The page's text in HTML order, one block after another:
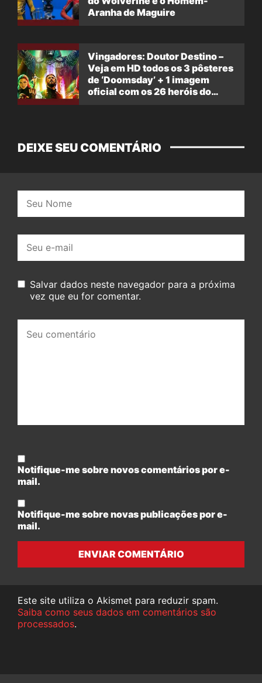
Aranha de Maguire
Vingadores: Doutor Destino –
Veja em HD todos os 3 pôsteres
de ‘Doomsday’ + 1 imagem
oficial com os 26 heróis do
DEIXE SEU COMENTÁRIO
mail:
Salvar dados neste navegador para a próxima
vez que eu for comentar.
comentário:
Notifique-me sobre novos comentários por e-
mail.
Notifique-me sobre novas publicações por e-
mail.
ENVIAR COMENTÁRIO
Este site utiliza o Akismet para reduzir spam.
Saiba como seus dados em comentários são
processados.